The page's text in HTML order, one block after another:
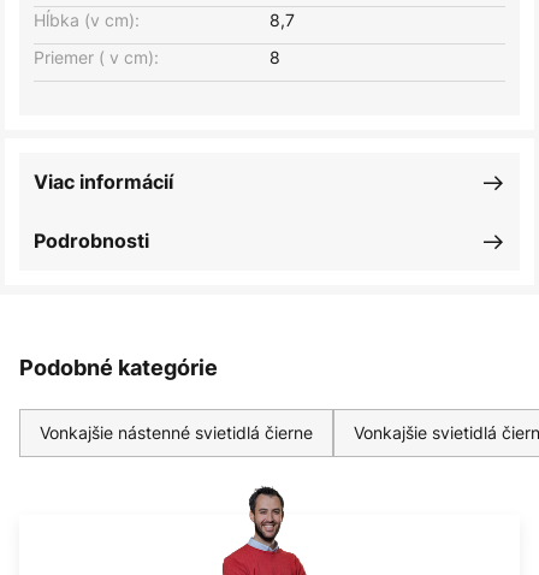
Hĺbka (v cm):
8,7
Priemer ( v cm):
8
Podrobnosti
Viac informácií
Podobné kategórie
Vonkajšie nástenné svietidlá čierne Vonkajšie svietidlá